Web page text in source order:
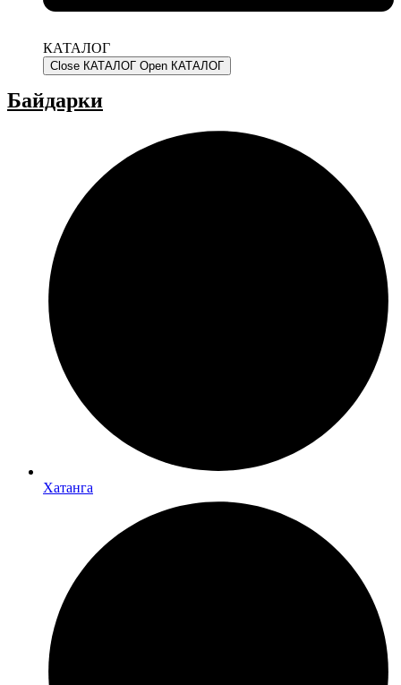
КАТАЛОГ
Close КАТАЛОГ Open КАТАЛОГ
Байдарки
Хатанга